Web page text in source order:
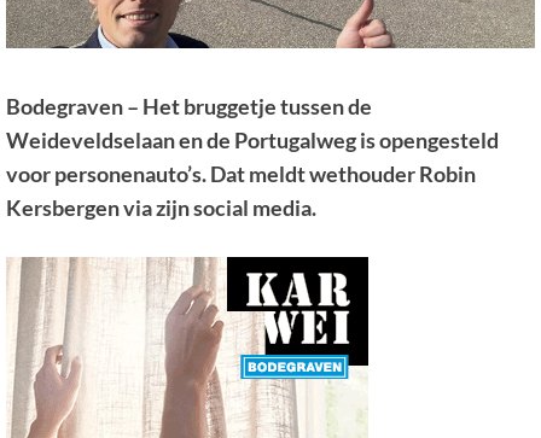
Bodegraven – Het bruggetje tussen de
Weideveldselaan en de Portugalweg is opengesteld
voor personenauto’s. Dat meldt wethouder Robin
Kersbergen via zijn social media.